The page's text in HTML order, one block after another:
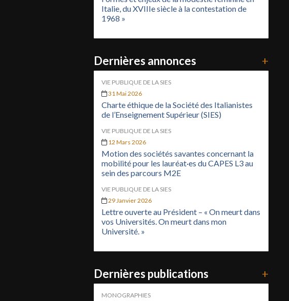
Italie, du XVIIIe siècle à la contestation de
1968 »
Dernières annonces +
VIE PUBLIQUE DE LA SIES
31 Mai 2026
Charte éthique de la Société des Italianistes
de l’Enseignement Supérieur (SIES)
VIE PUBLIQUE DE LA SIES
12 Mars 2026
Motion des sociétés savantes concernant la
mobilité pour les lauréat·es du CAPES L3 au
sein des parcours M2E
VIE PUBLIQUE DE LA SIES
29 Janvier 2026
Lettre ouverte au Président – « On meurt dans
vos Universités. On meurt dans mon
Université. »
Dernières publications +
MONOGRAPHIES